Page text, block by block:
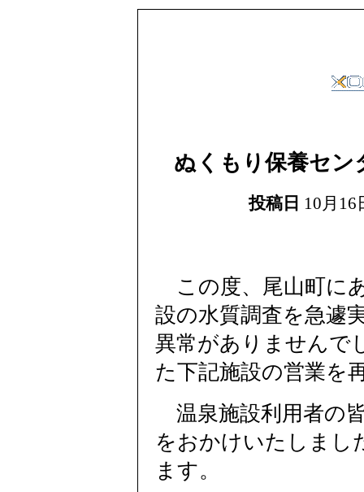
ぬくもり保養セン
投稿日 10月16
この度、尾山町に
設の水質調査を急遽
異常がありませんで
た下記施設の営業を
温泉施設利用者の
をおかけいたしまし
ます。